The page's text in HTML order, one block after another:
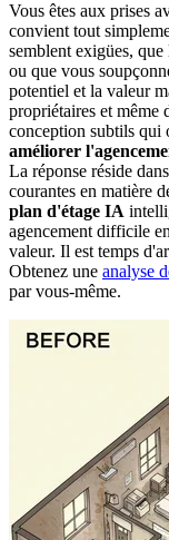
Vous êtes aux prises
convient tout
semblent exigües,
ou que vous
potentiel et la valeur
propriétaires et même
conception subtils qui
améliorer
La réponse réside
courantes en matière
plan d'étage IA
agencement difficile
valeur. Il est temps
Obtenez une analyse
par vous-même.